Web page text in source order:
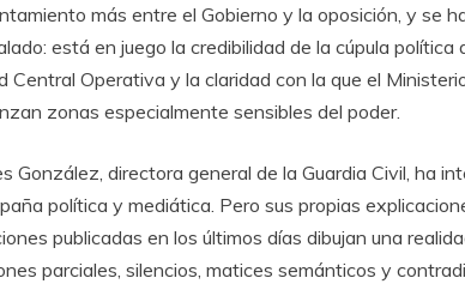
más entre el Gobierno y la oposición, y se
está en juego la credibilidad de la cúpula política
Central Operativa y la claridad con la que el
zonas especialmente sensibles del poder.
González, directora general de la Guardia Civil, ha
política y mediática. Pero sus propias
publicadas en los últimos días dibujan una
parciales, silencios, matices semánticos y